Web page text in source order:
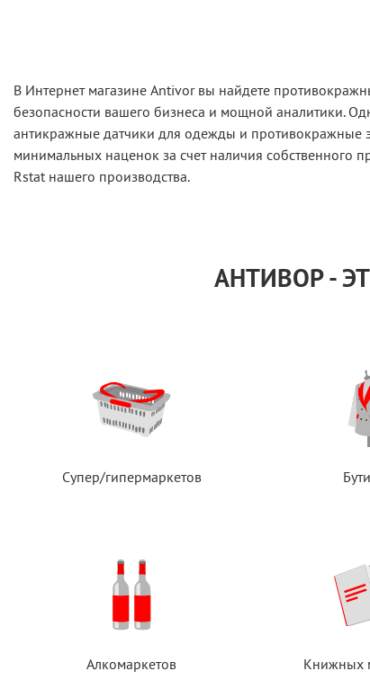
В Интернет магазине Antivor вы найдете
безопасности вашего бизнеса и мощной аналитики.
антикражные датчики для одежды и противокражные
минимальных наценок за счет наличия собственного
Rstat нашего производства.
АНТИВОР -
Супер/гипермаркетов
Алкомаркетов Книжных